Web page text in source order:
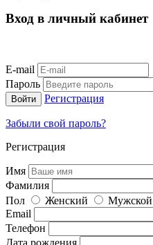
Вход в личный кабинет
E-mail
Пароль
Регистрация
Забыли свой пароль?
Регистрация
Имя
Фамилия
Пол
Женский
Мужской
Email
Телефон
Дата рождения